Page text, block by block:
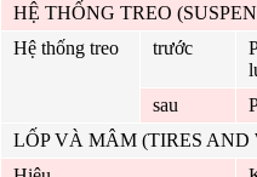
HỆ THỐNG TREO
Hệ thống treo
trước
sau
LỐP VÀ MÂM (TIRES AND